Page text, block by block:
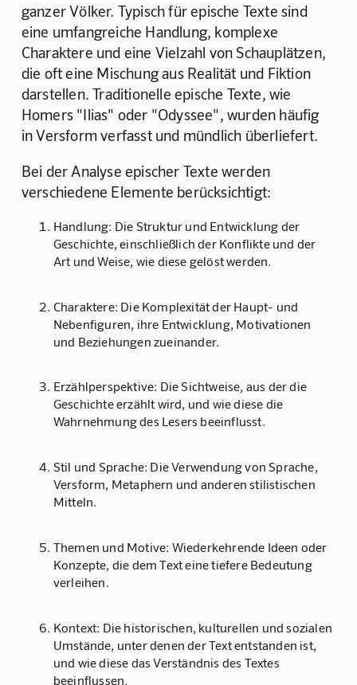
ganzer Völker. Typisch für epische Texte sind
eine umfangreiche Handlung, komplexe
Charaktere und eine Vielzahl von Schauplätzen,
die oft eine Mischung aus Realität und Fiktion
darstellen. Traditionelle epische Texte, wie
Homers "Ilias" oder "Odyssee", wurden häufig
in Versform verfasst und mündlich überliefert.
Bei der Analyse epischer Texte werden
verschiedene Elemente berücksichtigt:
Handlung: Die Struktur und Entwicklung der
Geschichte, einschließlich der Konflikte und der
Art und Weise, wie diese gelöst werden.
Charaktere: Die Komplexität der Haupt- und
Nebenfiguren, ihre Entwicklung, Motivationen
und Beziehungen zueinander.
Erzählperspektive: Die Sichtweise, aus der die
Geschichte erzählt wird, und wie diese die
Wahrnehmung des Lesers beeinflusst.
Stil und Sprache: Die Verwendung von Sprache,
Versform, Metaphern und anderen stilistischen
Mitteln.
Themen und Motive: Wiederkehrende Ideen oder
Konzepte, die dem Text eine tiefere Bedeutung
verleihen.
Kontext: Die historischen, kulturellen und sozialen
Umstände, unter denen der Text entstanden ist,
und wie diese das Verständnis des Textes
beeinflussen.